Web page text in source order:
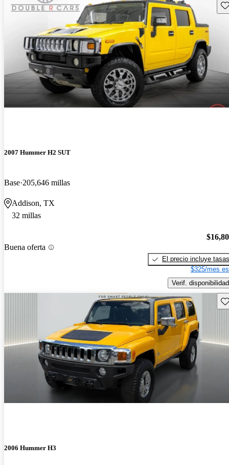
2007 Hummer H2 SUT
Base 205,646 millas
Addison, TX
32 millas
Buena oferta
El precio incluye tasas
$325/mes
Verif. disponibilidad
2006 Hummer H3